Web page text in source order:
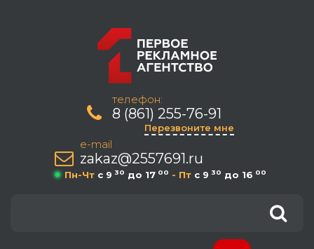
телефон:
8 (861) 255-76-91
Перезвоните мне
e-mail
zakaz@2557691.ru
Пн-Чт c 9 30 до 17 00 - Пт c 9 30 до 16 00